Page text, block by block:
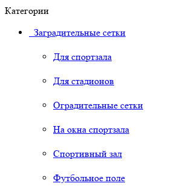
Категории
Заградительные сетки
Для спортзала
Для стадионов
Оградительные сетки
На окна спортзала
Спортивный зал
Футбольное поле